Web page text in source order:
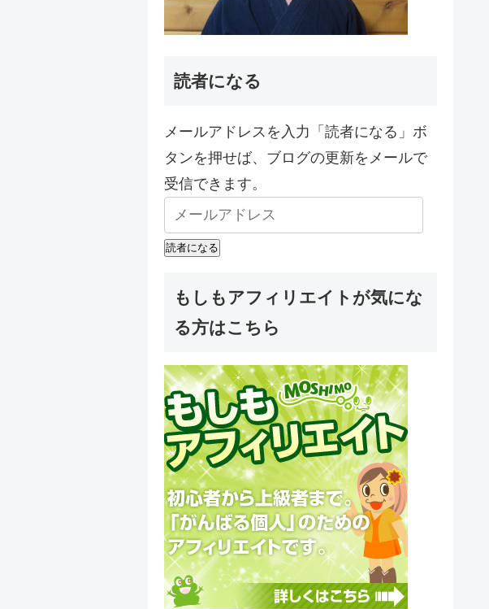
読者になる
メールアドレスを入力「読者になる」ボ
タンを押せば、ブログの更新をメールで
受信できます。
読者になる
もしもアフィリエイトが気にな
る方はこちら